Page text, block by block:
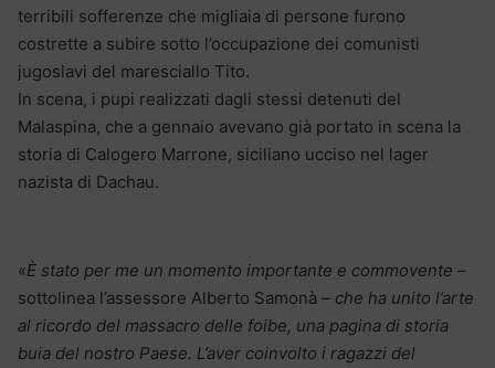
terribili sofferenze che migliaia di persone furono
costrette a subire sotto l’occupazione dei comunisti
jugoslavi del maresciallo Tito.
In scena, i pupi realizzati dagli stessi detenuti del
Malaspina, che a gennaio avevano già portato in scena la
storia di Calogero Marrone, siciliano ucciso nel lager
nazista di Dachau.
«È stato per me un momento importante e commovente –
sottolinea l’assessore Alberto Samonà – che ha unito l’arte
al ricordo del massacro delle foibe, una pagina di storia
buia del nostro Paese. L’aver coinvolto i ragazzi del